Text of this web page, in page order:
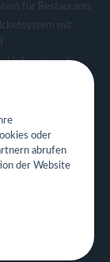
für Restaurants
mit
Lieferung und
Restaurant
oder
abrufen
der Website